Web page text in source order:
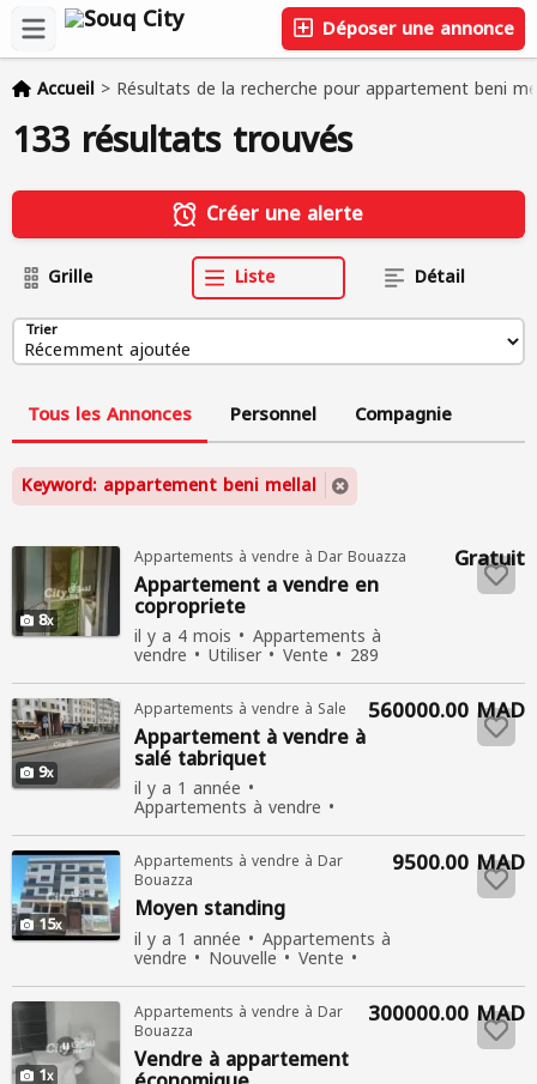
Déposer une annonce
Accueil > Résultats de la recherche pour appartement beni
133 résultats trouvés
Créer une alerte
Grille Liste Détail
Trier
Tous les Annonces Personnel Compagnie
Keyword: appartement beni mellal
8
Appartements à vendre à Dar Bouazza
Appartementa vendre en
copropriete
il y a 4 mois Appartements à
vendre Utiliser Vente 289
personnes consultées
Gratuit
9
Appartements à vendre à Sale
Appartementà vendre à
salé tabriquet
il y a 1 année
Appartements à vendre
Nouvelle Vente 492
personnes consultées
560000.00 MAD
15
Appartements à vendre à Dar
Bouazza
Moyen standing
il y a 1 année Appartements à
vendre Nouvelle Vente
436 personnes consultées
9500.00 MAD
1
Appartements à vendre à Dar
Bouazza
Vendre àappartement
300000.00 MAD